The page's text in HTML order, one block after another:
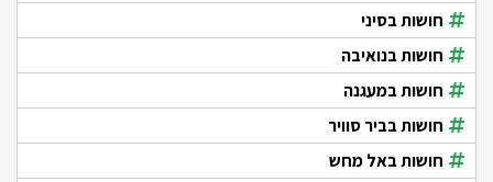
חושות בסיני
חושות בנואיבה
חושות במעגנה
חושות בביר סוויר
חושות באל מחש